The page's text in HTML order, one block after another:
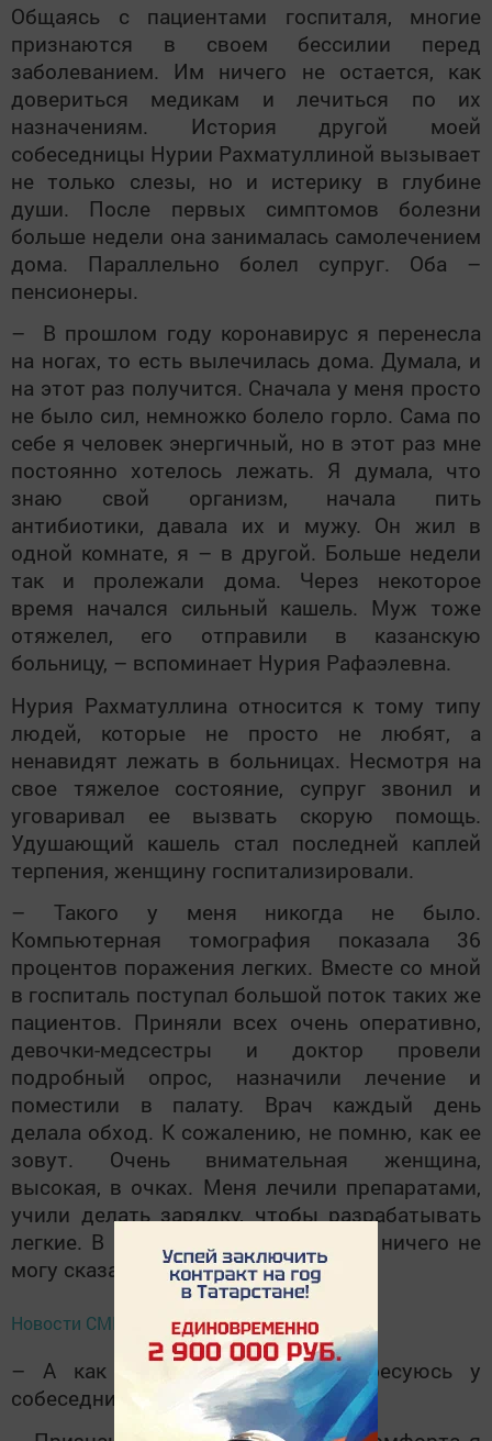
Общаясь с пациентами госпиталя, многие
признаются в своем бессилии перед
заболеванием. Им ничего не остается, как
довериться медикам и лечиться по их
назначениям. История другой моей
собеседницы Нурии Рахматуллиной вызывает
не только слезы, но и истерику в глубине
души. После первых симптомов болезни
больше недели она занималась самолечением
дома. Параллельно болел супруг. Оба –
пенсионеры.
– В прошлом году коронавирус я перенесла
на ногах, то есть вылечилась дома. Думала, и
на этот раз получится. Сначала у меня просто
не было сил, немножко болело горло. Сама по
себе я человек энергичный, но в этот раз мне
постоянно хотелось лежать. Я думала, что
знаю свой организм, начала пить
антибиотики, давала их и мужу. Он жил в
одной комнате, я – в другой. Больше недели
так и пролежали дома. Через некоторое
время начался сильный кашель. Муж тоже
отяжелел, его отправили в казанскую
больницу, – вспоминает Нурия Рафаэлевна.
Нурия Рахматуллина относится к тому типу
людей, которые не просто не любят, а
ненавидят лежать в больницах. Несмотря на
свое тяжелое состояние, супруг звонил и
уговаривал ее вызвать скорую помощь.
Удушающий кашель стал последней каплей
терпения, женщину госпитализировали.
– Такого у меня никогда не было.
Компьютерная томография показала 36
процентов поражения легких. Вместе со мной
в госпиталь поступал большой поток таких же
пациентов. Приняли всех очень оперативно,
девочки-медсестры и доктор провели
подробный опрос, назначили лечение и
поместили в палату. Врач каждый день
делала обход. К сожалению, не помню, как ее
зовут. Очень внимательная женщина,
высокая, в очках. Меня лечили препаратами,
учили делать зарядку, чтобы разрабатывать
легкие. В адрес персонала плохого ничего не
могу сказать.
Новости СМИ2
– А как вас кормили? – интересуюсь у
собеседницы.